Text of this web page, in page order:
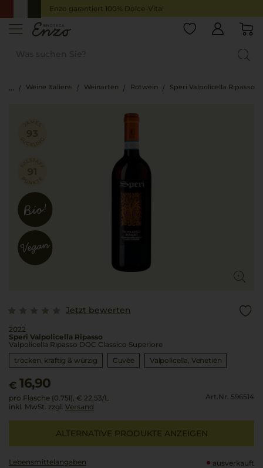
Enzo garantiert 100% Dolce-Vita!
Weine Italiens Weinarten Rotwein Speri Valpolicella Ripasso
Jetzt bewerten
2022
Speri Valpolicella Ripasso
Valpolicella Ripasso DOC Classico Superiore
trocken, kräftig & würzig
Cuvée Valpolicella Venetien
€ 16,90
pro Flasche (0.75l), € 22,53/L
inkl. MwSt. zzgl. Versand
Art.Nr. 596514
ALTERNATIVE PRODUKTE ANZEIGEN
Lebensmittel­angaben ausverkauft